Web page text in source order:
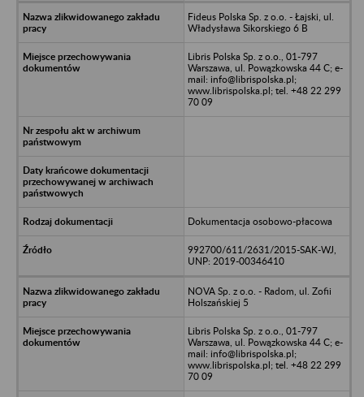
Fideus Polska Sp. z o.o. - Łajski, ul.
Władysława Sikorskiego 6 B
Libris Polska Sp. z o.o., 01-797
Warszawa, ul. Powązkowska 44 C; e-
mail: info@librispolska.pl;
www.librispolska.pl; tel. +48 22 299
70 09
Dokumentacja osobowo-płacowa
992700/611/2631/2015-SAK-WJ,
UNP: 2019-00346410
NOVA Sp. z o.o. - Radom, ul. Zofii
Holszańskiej 5
Libris Polska Sp. z o.o., 01-797
Warszawa, ul. Powązkowska 44 C; e-
mail: info@librispolska.pl;
www.librispolska.pl; tel. +48 22 299
70 09